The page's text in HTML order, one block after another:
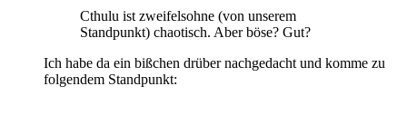
Cthulu ist zweifelsohne (von unserem
Standpunkt) chaotisch. Aber böse? Gut?
Ich habe da ein bißchen drüber nachgedacht und komme zu
folgendem Standpunkt: